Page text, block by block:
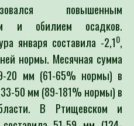
повышенным
и обилием осадков.
января составила -2,10,
нормы. Месячная сумма
20 мм (61-65% нормы) в
50 мм (89-181% нормы) в
В Ртищевском и